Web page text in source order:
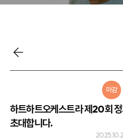
마감
하트하트오케스트라 제20회
초대합니다.